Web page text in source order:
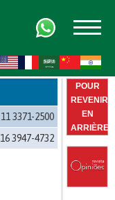
11 3371-2500
16 3947-4732
POUR
REVENIR
EN
ARRIÈRE